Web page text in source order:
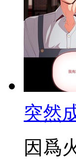
突然
因爲